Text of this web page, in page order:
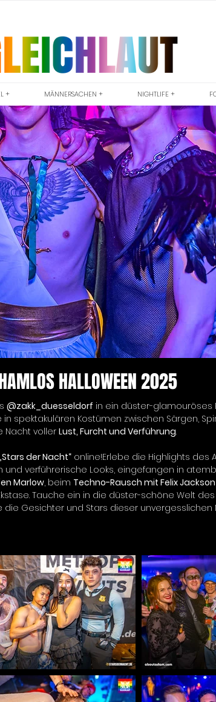
+ MÄNNERSACHEN + NIGHTLIFE +
HALLOWEEN 2025
@zakk_duesseldorf in ein düster-glamouröses
spektakulären Kostümen zwischen Särgen,
Nacht voller Lust, Furcht und Verführung.
der Nacht“ online!Erlebe die Highlights
und verführerische Looks, eingefangen in
Marlow, beim Techno-Rausch mit Felix Jackson
Tauche ein in die düster-schöne Welt des
die Gesichter und Stars dieser unvergesslichen